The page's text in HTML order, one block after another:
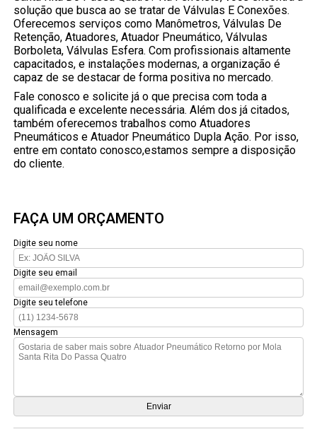
solução que busca ao se tratar de Válvulas E Conexões.
Oferecemos serviços como Manômetros, Válvulas De
Retenção, Atuadores, Atuador Pneumático, Válvulas
Borboleta, Válvulas Esfera. Com profissionais altamente
capacitados, e instalações modernas, a organização é
capaz de se destacar de forma positiva no mercado.
Fale conosco e solicite já o que precisa com toda a
qualificada e excelente necessária. Além dos já citados,
também oferecemos trabalhos como Atuadores
Pneumáticos e Atuador Pneumático Dupla Ação. Por isso,
entre em contato conosco,estamos sempre a disposição
do cliente.
FAÇA UM ORÇAMENTO
Digite seu nome
Digite seu email
Digite seu telefone
Mensagem